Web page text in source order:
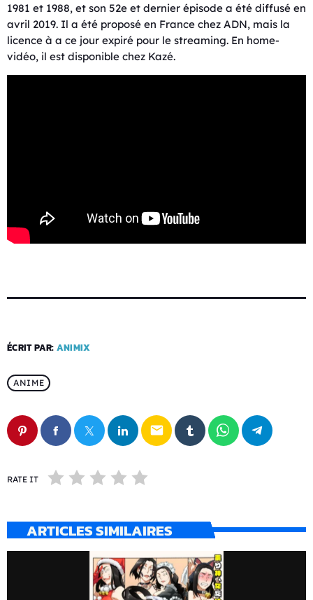
1981 et 1988, et son 52e et dernier épisode a été diffusé en
avril 2019. Il a été proposé en France chez ADN, mais la
licence à a ce jour expiré pour le streaming. En home-
vidéo, il est disponible chez Kazé.
ÉCRIT PAR: ANIMIX
ANIME
email
RATE IT
ARTICLES SIMILAIRES